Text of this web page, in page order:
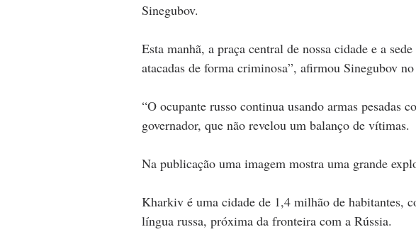
Sinegubov.
Esta manhã, a praça central de nossa cidade e a
atacadas de forma criminosa”, afirmou Sinegubov
“O ocupante russo continua usando armas pesadas
governador, que não revelou um balanço de vítimas.
Na publicação uma imagem mostra uma grande
Kharkiv é uma cidade de 1,4 milhão de habitantes,
língua russa, próxima da fronteira com a Rússia.